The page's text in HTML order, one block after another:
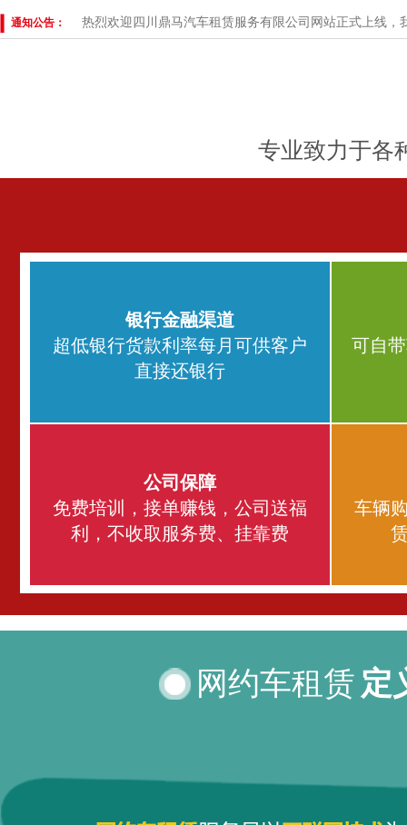
通知公告： 热烈欢迎四川鼎马汽车租赁服务有限公司网站正式上线
专业致力于各
银行金融渠道
超低银行货款利率每月可供客户
直接还银行
可自
公司保障
免费培训，接单赚钱，公司送福
利，不收取服务费、挂靠费
车辆
网约车租赁 定